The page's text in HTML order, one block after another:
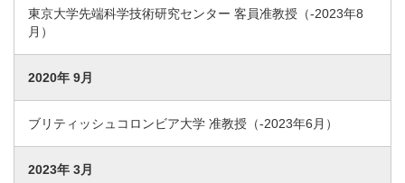
東京大学先端科学技術研究センター 客員准教授（-2023年8
月）
2020年 9月
ブリティッシュコロンビア大学 准教授（-2023年6月）
2023年 3月